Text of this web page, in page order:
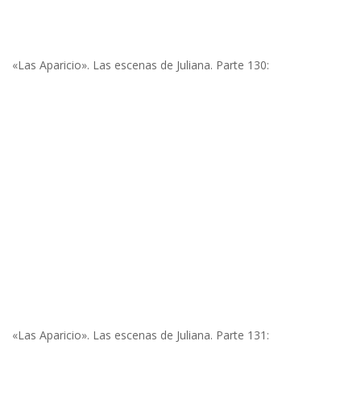
«Las Aparicio». Las escenas de Juliana. Parte 130:
«Las Aparicio». Las escenas de Juliana. Parte 131: